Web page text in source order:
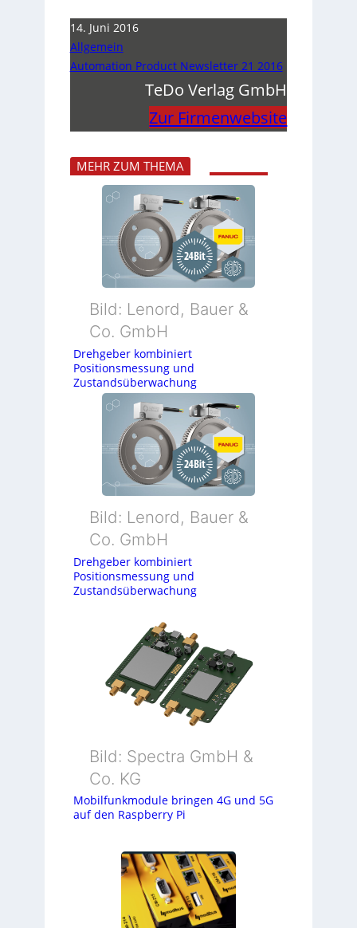
14. Juni 2016
Allgemein
Automation Product Newsletter 21 2016
TeDo Verlag GmbH
Zur Firmenwebsite
MEHR ZUM THEMA
Bild: Lenord, Bauer &
Co. GmbH
Drehgeber kombiniert
Positionsmessung und
Zustandsüberwachung
Bild: Lenord, Bauer &
Co. GmbH
Drehgeber kombiniert
Positionsmessung und
Zustandsüberwachung
Bild: Spectra GmbH &
Co. KG
Mobilfunkmodule bringen 4G und 5G
auf den Raspberry Pi